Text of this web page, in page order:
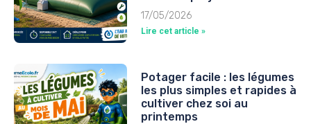
17/05/2026
Lire cet article »
Potager facile : les légumes
les plus simples et rapides à
cultiver chez soi au
printemps